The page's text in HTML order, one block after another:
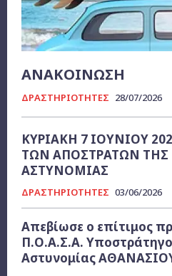
ΑΝΑΚΟΙΝΩΣΗ
ΔΡΑΣΤΗΡΙΟΤΗΤΕΣ 28/07/2026
ΚΥΡΙΑΚΗ 7 ΙΟΥΝΙΟΥ
ΤΩΝ ΑΠΟΣΤΡΑΤΩΝ ΤΗΣ
ΑΣΤΥΝΟΜΙΑΣ
ΔΡΑΣΤΗΡΙΟΤΗΤΕΣ 03/06/2026
Απεβίωσε ο επίτιμος
Π.Ο.Α.Σ.Α.
Αστυνομίας